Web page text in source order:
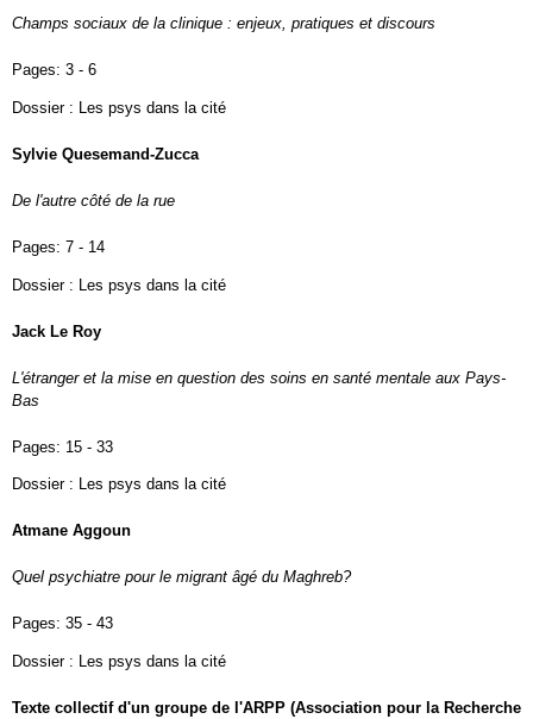
Champs sociaux de la clinique : enjeux, pratiques et discours
Pages: 3 - 6
Dossier : Les psys dans la cité
Sylvie Quesemand-Zucca
De l'autre côté de la rue
Pages: 7 - 14
Dossier : Les psys dans la cité
Jack Le Roy
L'étranger et la mise en question des soins en santé mentale aux Pays-
Bas
Pages: 15 - 33
Dossier : Les psys dans la cité
Atmane Aggoun
Quel psychiatre pour le migrant âgé du Maghreb?
Pages: 35 - 43
Dossier : Les psys dans la cité
Texte collectif d'un groupe de l'ARPP (Association pour la Recherche